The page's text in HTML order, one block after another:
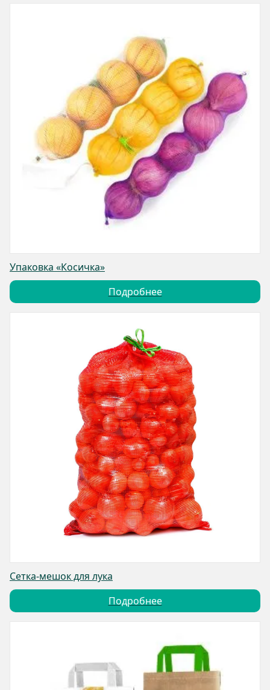
Упаковка «Косичка»
Подробнее
Сетка-мешок для лука
Подробнее